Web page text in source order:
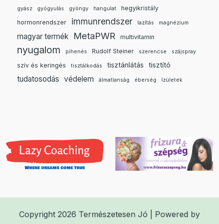
gyász gyógyulás gyöngy hangulat
hegyikristály
hormonrendszer
immunrendszer lazítás magnézium
magyar termék MetaPWR multivitamin
nyugalom pihenés Rudolf Steiner szerencse szájspray
szív és keringés tisztálkodás tisztánlátás tisztító
tudatosodás védelem álmatlanság éberség ízületek
Copyright 2026 Természetesen Jó | Powered by